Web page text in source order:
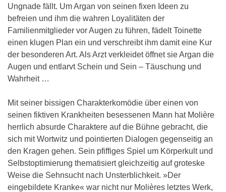
Ungnade fällt. Um Argan von seinen fixen Ideen zu
befreien und ihm die wahren Loyalitäten der
Familienmitglieder vor Augen zu führen, fädelt Toinette
einen klugen Plan ein und verschreibt ihm damit eine Kur
der besonderen Art. Als Arzt verkleidet öffnet sie Argan die
Augen und entlarvt Schein und Sein – Täuschung und
Wahrheit …
Mit seiner bissigen Charakterkomödie über einen von
seinen fiktiven Krankheiten besessenen Mann hat Molière
herrlich absurde Charaktere auf die Bühne gebracht, die
sich mit Wortwitz und pointierten Dialogen gegenseitig an
den Kragen gehen. Sein pfiffiges Spiel um Körperkult und
Selbstoptimierung thematisiert gleichzeitig auf groteske
Weise die Sehnsucht nach Unsterblichkeit. »Der
eingebildete Kranke« war nicht nur Molières letztes Werk,